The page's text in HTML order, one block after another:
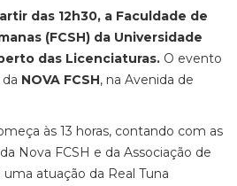
das 12h30, a Faculdade de
(FCSH) da Universidade
das Licenciaturas. O evento
NOVA FCSH, na Avenida de
às 13 horas, contando com as
Nova FCSH e da Associação de
atuação da Real Tuna